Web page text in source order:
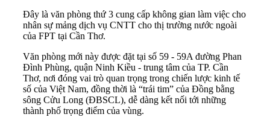
Đây là văn phòng thứ 3 cung cấp không gian làm việc cho
nhân sự mảng dịch vụ CNTT cho thị trường nước ngoài
của FPT tại Cần Thơ.
Văn phòng mới này được đặt tại số 59 - 59A đường Phan
Đình Phùng, quận Ninh Kiều - trung tâm của TP. Cần
Thơ, nơi đóng vai trò quan trọng trong chiến lược kinh tế
số của Việt Nam, đồng thời là “trái tim” của Đồng bằng
sông Cửu Long (ĐBSCL), dễ dàng kết nối tới những
thành phố trọng điểm của vùng.